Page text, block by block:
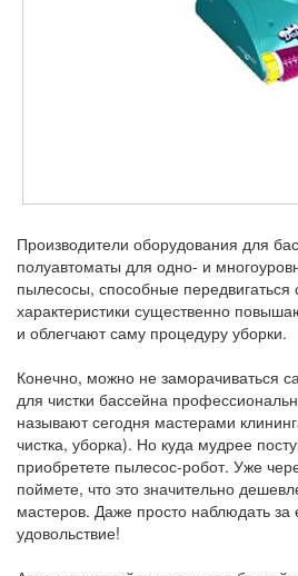
Производители оборудования для
полуавтоматы для одно- и
пылесосы, способные
характеристики существенно
и облегчают саму процедуру уборки.
Конечно, можно не заморачиваться
для чистки бассейна
называют сегодня мастерами
чистка, уборка). Но куда мудрее
приобретете пылесос-робот. Уже
поймете, что это значительно
мастеров. Даже просто наблюдать за
удовольствие!